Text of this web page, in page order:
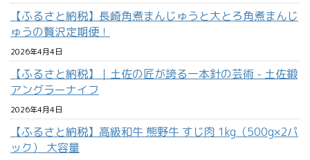
【ふるさと納税】長崎角煮まんじゅうと大とろ角煮まんじ
ゅうの贅沢定期便！
2026年4月4日
【ふるさと納税】｜土佐の匠が誇る一本針の芸術 - 土佐鍛
アングラーナイフ
2026年4月4日
【ふるさと納税】高級和牛 熊野牛 すじ肉 1kg（500g×2パ
ック） 大容量